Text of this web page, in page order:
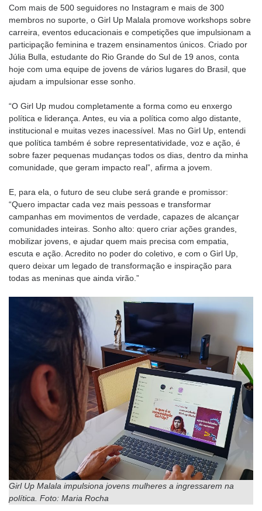
Com mais de 500 seguidores no Instagram e mais de 300
membros no suporte, o Girl Up Malala promove workshops sobre
carreira, eventos educacionais e competições que impulsionam a
participação feminina e trazem ensinamentos únicos. Criado por
Júlia Bulla, estudante do Rio Grande do Sul de 19 anos, conta
hoje com uma equipe de jovens de vários lugares do Brasil, que
ajudam a impulsionar esse sonho.
“O Girl Up mudou completamente a forma como eu enxergo
política e liderança. Antes, eu via a política como algo distante,
institucional e muitas vezes inacessível. Mas no Girl Up, entendi
que política também é sobre representatividade, voz e ação, é
sobre fazer pequenas mudanças todos os dias, dentro da minha
comunidade, que geram impacto real”, afirma a jovem.
E, para ela, o futuro de seu clube será grande e promissor:
“Quero impactar cada vez mais pessoas e transformar
campanhas em movimentos de verdade, capazes de alcançar
comunidades inteiras. Sonho alto: quero criar ações grandes,
mobilizar jovens, e ajudar quem mais precisa com empatia,
escuta e ação. Acredito no poder do coletivo, e com o Girl Up,
quero deixar um legado de transformação e inspiração para
todas as meninas que ainda virão.”
Girl Up Malala impulsiona jovens mulheres a ingressarem na
política. Foto: Maria Rocha